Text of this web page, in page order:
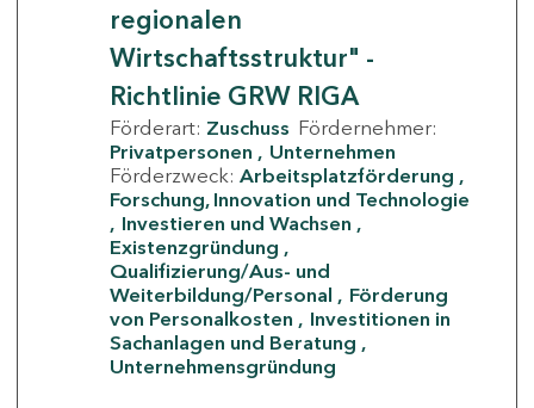
regionalen
Wirtschaftsstruktur" -
Richtlinie GRW RIGA
Förderart: Zuschuss Fördernehmer:
Privatpersonen
Unternehmen
Förderzweck: Arbeitsplatzförderung
Forschung, Innovation und Technologie
Investieren und Wachsen
Existenzgründung
Qualifizierung/Aus- und
Weiterbildung/Personal
Förderung
von Personalkosten
Investitionen in
Sachanlagen und Beratung
Unternehmensgründung